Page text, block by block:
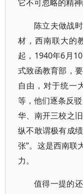
它不可忽略的精神
陈立夫做战
材，西南联大的
起，1940年6月
式致函教育部，
自由，对于统一
等，他们逐条反
华、南开三校之
纵不敢谓极有成
张”。这是西南联
力。
值得一提的